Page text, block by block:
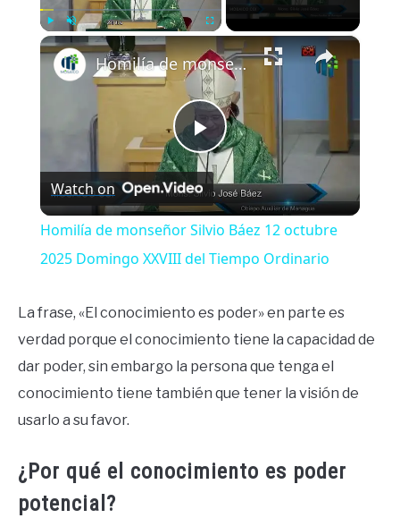
Unmute Fullscreen ×
Play
Video
Homilía de monseñor Silvio Báez 12 octubre 2025 Domingo XXVIII del Tiempo Ordinario
Watch on
Homilía de monseñor Silvio Báez 12 octubre
2025 Domingo XXVIII del Tiempo Ordinario
La frase, «El conocimiento es poder» en parte es
verdad porque el conocimiento tiene la capacidad de
dar poder, sin embargo la persona que tenga el
conocimiento tiene también que tener la visión de
usarlo a su favor.
¿Por qué el conocimiento es poder
potencial?